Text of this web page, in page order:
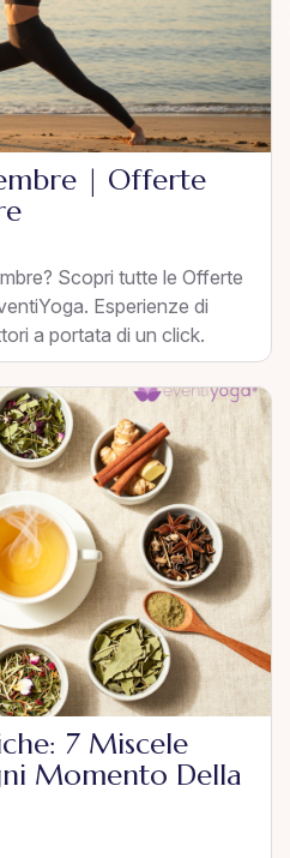
| Offerte
Scopri tutte le Offerte
Esperienze di
a portata di un click.
7 Miscele
Momento Della